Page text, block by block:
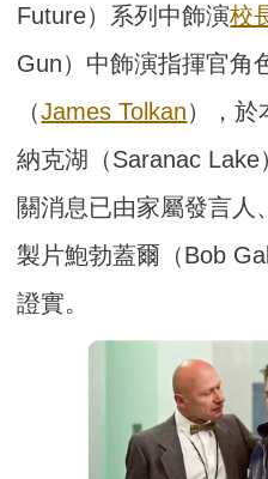
Future）系列中飾演校
Gun）中飾演指揮官角
（James Tolkan），於
納克湖（Saranac
關消息已由家屬發言人
製片鮑勃蓋爾（Bob
證實。